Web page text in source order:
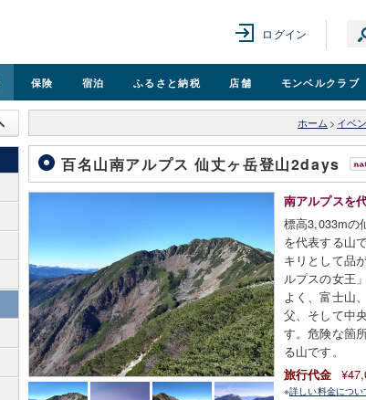
ログイン
保険 宿泊 ふるさと納税 店舗 モンベルクラブ
ホーム > イベ
百名山南アルプス 仙丈ヶ岳登山2days
南アルプスを
標高3,033mの
を代表する山
キリとして品
ルプスの女王
よく、富士山
父、そして中
す。危険な箇
る山です。
旅行代金
※詳しい料金につい